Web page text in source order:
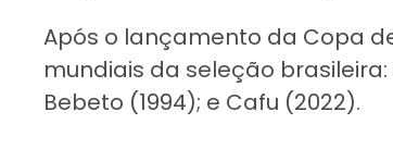
Após o lançamento da Copa
mundiais da seleção brasileira:
Bebeto (1994); e Cafu (2022).